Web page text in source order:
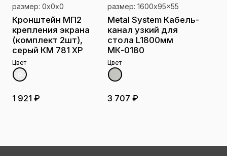
размер: 0x0x0
Кронштейн МП2
крепления экрана
(комплект 2шт),
серый КМ 781 ХР
Цвет
1 921 ₽
размер: 1600x95x55
Metal System Кабель-
канал узкий для
стола L1800мм
МК-0180
Цвет
3 707 ₽